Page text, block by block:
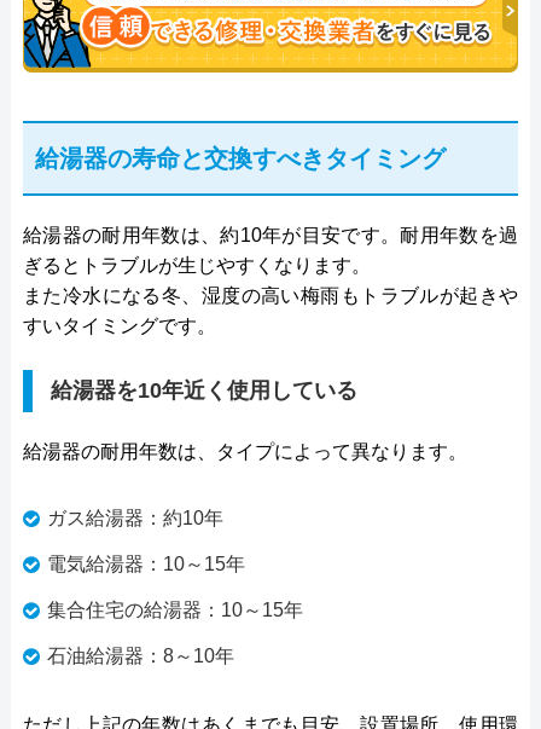
給湯器の寿命と交換すべきタイミング
給湯器の耐用年数は、約10年が目安です。耐用年数を過
ぎるとトラブルが生じやすくなります。
また冷水になる冬、湿度の高い梅雨もトラブルが起きや
すいタイミングです。
給湯器を10年近く使用している
給湯器の耐用年数は、タイプによって異なります。
ガス給湯器：約10年
電気給湯器：10～15年
集合住宅の給湯器：10～15年
石油給湯器：8～10年